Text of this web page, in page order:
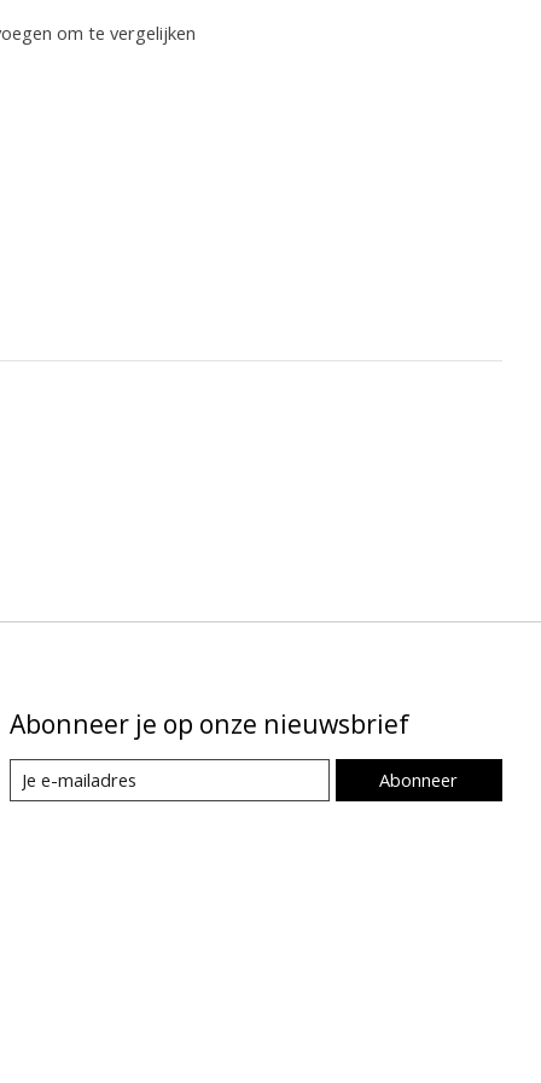
om te vergelijken
Abonneer je op onze nieuwsbrief
Abonneer